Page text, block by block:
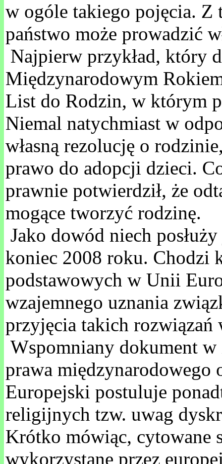
w ogóle takiego pojęcia. Z
państwo może prowadzić
Najpierw przykład, który
Międzynarodowym
List do Rodzin, w którym
Niemal natychmiast w
własną rezolucję o
prawo do adopcji dzieci.
prawnie potwierdził, że
mogące tworzyć rodzinę.
Jako dowód niech
koniec 2008 roku. Chodzi
podstawowych w Unii
wzajemnego uznania
przyjęcia takich
Wspomniany dokument
prawa międzynarodowego
Europejski postuluje
religijnych tzw. uwag
Krótko mówiąc, cytowane
wykorzystane przez